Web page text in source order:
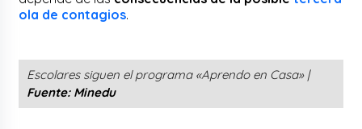
ola de contagios.
Escolares siguen el programa «Aprendo en Casa» |
Fuente: Minedu